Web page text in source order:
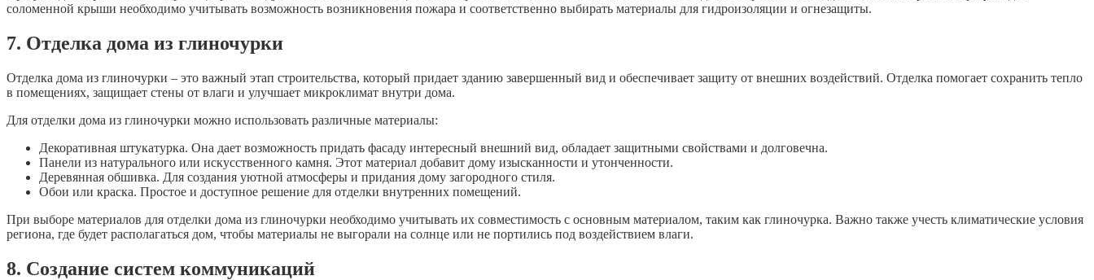
соломенной крыши необходимо учитывать возможность возникновения пожара и соответственно выбирать материалы для гидроизоляции и огнезащиты.
7. Отделка дома из глиночурки
Отделка дома из глиночурки – это важный этап строительства, который придает зданию завершенный вид и обеспечивает защиту от внешних воздействий. Отделка помогает сохранить тепло
в помещениях, защищает стены от влаги и улучшает микроклимат внутри дома.
Для отделки дома из глиночурки можно использовать различные материалы:
Декоративная штукатурка. Она дает возможность придать фасаду интересный внешний вид, обладает защитными свойствами и долговечна.
Панели из натурального или искусственного камня. Этот материал добавит дому изысканности и утонченности.
Деревянная обшивка. Для создания уютной атмосферы и придания дому загородного стиля.
Обои или краска. Простое и доступное решение для отделки внутренних помещений.
При выборе материалов для отделки дома из глиночурки необходимо учитывать их совместимость с основным материалом, таким как глиночурка. Важно также учесть климатические условия
региона, где будет располагаться дом, чтобы материалы не выгорали на солнце или не портились под воздействием влаги.
8. Создание систем коммуникаций